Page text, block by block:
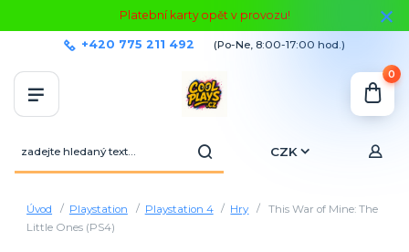
Platební karty opět v provozu!
CZK
+420 775 211 492 (Po-Ne, 8:00-17:00 hod.)
0
Úvod Playstation Playstation 4 Hry
This War of Mine: The
Little Ones (PS4)